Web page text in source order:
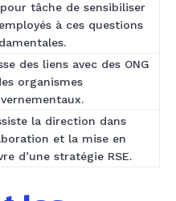
tâche de sensibiliser
à ces questions
des liens avec des ONG
organismes
la direction dans
et la mise en
d’une stratégie RSE.